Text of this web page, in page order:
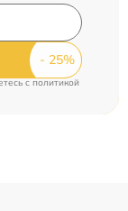
cполитикой